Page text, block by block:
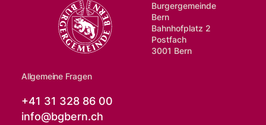
Burgergemeinde
Bern
Bahnhofplatz 2
Postfach
3001 Bern
Allgemeine Fragen
+41 31 328 86 00
info@bgbern.ch